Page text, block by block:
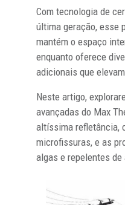
Com tecnologia de
última geração, esse
mantém o espaço
enquanto oferece
adicionais que
Neste artigo,
avançadas do Max
altíssima refletância,
microfissuras, e as
algas e repelentes de